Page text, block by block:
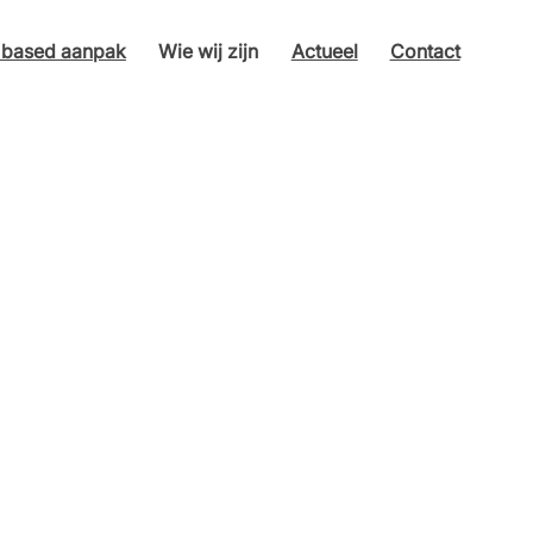
aanpak Wie wij zijn Actueel Contact